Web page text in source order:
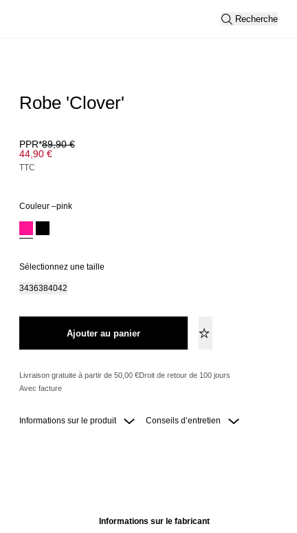
Recherche
Robe 'Clover'
PPR*89,90 €
44,90 €
TTC
Couleur –pink
Sélectionnez une taille
3436384042
Ajouter au panier
Livraison gratuite à partir de 50,00 €Droit de retour de 100 jours
Avec facture
Informations sur le produit Conseils d’entretien
Informations sur le fabricant